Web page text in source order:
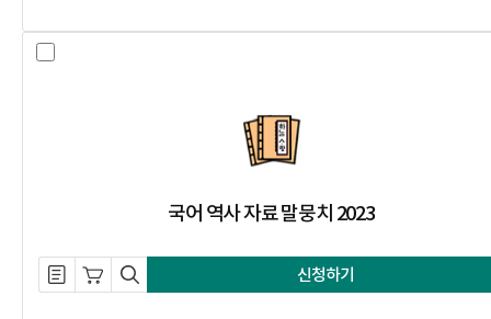
국어 역사 자료 말뭉치 2023
설명 자료 내려받기
장바구니 담기
미리보기 신청하기